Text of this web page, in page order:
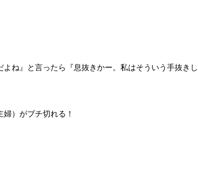
ね』と言ったら『息抜きかー。私はそういう手抜きし
）がブチ切れる！